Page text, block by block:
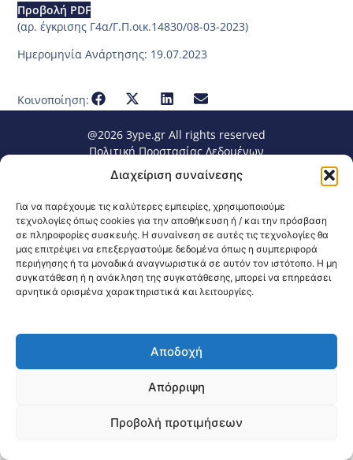
Διαχείριση συναίνεσης
Για να παρέχουμε τις καλύτερες εμπειρίες, χρησιμοποιούμε
τεχνολογίες όπως cookies για την αποθήκευση ή / και την πρόσβαση
σε πληροφορίες συσκευής. Η συναίνεση σε αυτές τις τεχνολογίες θα
μας επιτρέψει να επεξεργαστούμε δεδομένα όπως η συμπεριφορά
περιήγησης ή τα μοναδικά αναγνωριστικά σε αυτόν τον ιστότοπο. Η μη
συγκατάθεση ή η ανάκληση της συγκατάθεσης, μπορεί να επηρεάσει
αρνητικά ορισμένα χαρακτηριστικά και λειτουργίες.
Αποδοχή
Απόρριψη
Προβολή προτιμήσεων
Προβολή PDF
(αρ. έγκρισης Γ4α/Γ.Π.οικ.14830/08-03-2023)
Ημερομηνία Ανάρτησης: 19.07.2023
Κοινοποίηση:
@2026 3ype.gr All rights reserved
Πολιτική Προστασίας Δεδομένων
Θεσσαλονίκη, Ελλάδα
Τηλ: +30 2311 226 200
email: 3ype@3ype.gr
Page Visits:
Website Visits: 1595680